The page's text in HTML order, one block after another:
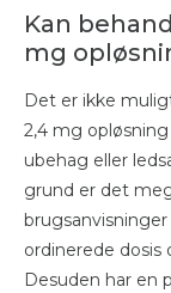
Kan
mg
Det er ikke
2,4 mg
ubehag eller
grund er det
ordinerede dosis
Desuden har en